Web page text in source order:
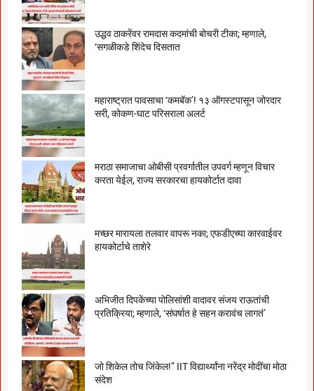
उद्धव ठाकरेंवर रामदास कदमांची बोचरी टीका; म्हणाले,
‘सगळीकडे शिंदेच दिसतात
महाराष्ट्रात पावसाचा ‘कमबॅक’! १३ ऑगस्टपासून जोरदार
सरी, कोकण-घाट परिसराला अलर्ट
मराठा समाजाचा ओबीसी प्रवर्गातील उपवर्ग म्हणून विचार
करता येईल, राज्य सरकारचा हायकोर्टात दावा
मच्छर मारायला तलवार वापरू नका; एफडीएच्या कारवाईवर
हायकोर्टाचे ताशेरे
अभिजीत दिपकेंच्या पोलिसांशी वादावर संजय राऊतांची
प्रतिक्रिया; म्हणाले, ‘संघर्षात हे सहन करावंच लागतं’
जो शिकेल तोच जिंकेल!” IIT विद्यार्थ्यांना नरेंद्र मोदींचा मोठा
संदेश